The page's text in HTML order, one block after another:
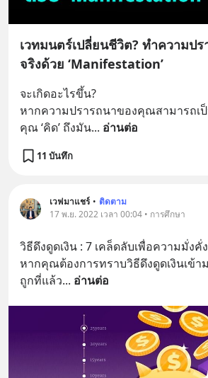
เวทมนตร์เปลี่ยนชีวิต? ทำความปร
จริงด้วย ‘Manifestation’
จะเกิดอะไรขึ้น?
หากความปรารถนาของคุณสามารถเป็
คุณ ‘คิด’ ถึงมัน... อ่านต่อ
11 บันทึก
เวฟมาแชร์ • ติดตาม
17 พ.ย. 2022 เวลา 00:04 • การศึกษา
วิธีดึงดูดเงิน : 7 เคล็ดลับเพื่อความมั่งคั่
หากคุณต้องการทราบวิธีดึงดูดเงินเข้
ถูกที่แล้ว... อ่านต่อ